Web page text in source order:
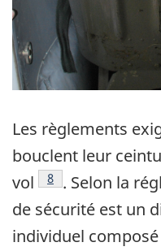
Les règlements
bouclent leur
vol
Note de bas de page
8 . Selon la
de sécurité est un
individuel